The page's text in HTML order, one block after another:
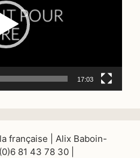
17:03
française | Alix Baboin-
81 43 78 30 |